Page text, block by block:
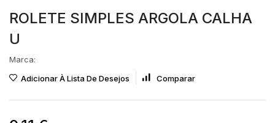
ROLETE SIMPLES ARGOLA CALHA
U
Marca:
Adicionar À Lista De Desejos
Comparar